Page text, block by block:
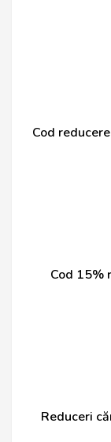
Cod
Cod 15%
Reduceri